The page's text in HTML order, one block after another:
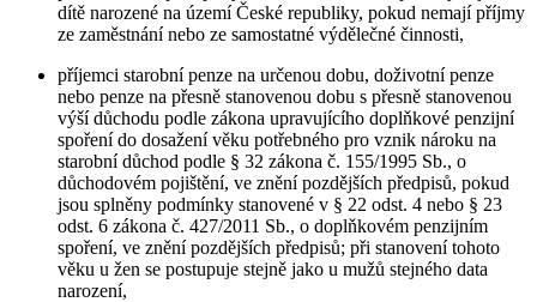
dítě narozené na území České republiky, pokud nemají příjmy
ze zaměstnání nebo ze samostatné výdělečné činnosti,
příjemci starobní penze na určenou dobu, doživotní penze
nebo penze na přesně stanovenou dobu s přesně stanovenou
výší důchodu podle zákona upravujícího doplňkové penzijní
spoření do dosažení věku potřebného pro vznik nároku na
starobní důchod podle § 32 zákona č. 155/1995 Sb., o
důchodovém pojištění, ve znění pozdějších předpisů, pokud
jsou splněny podmínky stanovené v § 22 odst. 4 nebo § 23
odst. 6 zákona č. 427/2011 Sb., o doplňkovém penzijním
spoření, ve znění pozdějších předpisů; při stanovení tohoto
věku u žen se postupuje stejně jako u mužů stejného data
narození,